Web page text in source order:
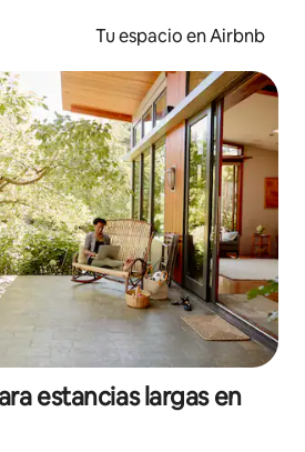
Tu espacio en Airbnb
estancias largas en